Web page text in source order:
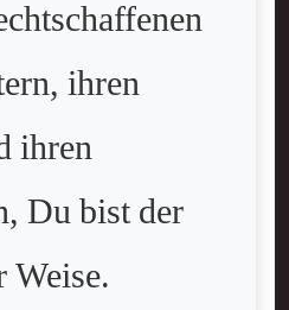
ihren
ihren
Du bist der